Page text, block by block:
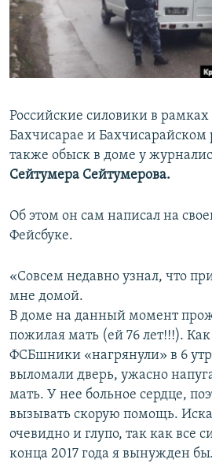
ПОБЕДИТЕЛЕЙ НЕ СУДЯТ?
КРЫМ.НЕПОКОРЕННЫЙ
ELIFBE
ПРИСОЕДИНЯЙТЕСЬ!
Все сайты RFE/RL
Российские силовики в рамках
Бахчисарае и Бахчисарайском
также обыск в доме у
Сейтумера Сейтумерова.
Об этом он сам написал на
Фейсбуке.
«Совсем недавно узнал, что
мне домой.
В доме на данный момент
пожилая мать (ей 76 лет!!!).
ФСБшники «нагрянули» в 6
выломали дверь, ужасно
мать. У нее больное сердце,
вызывать скорую помощь.
очевидно и глупо, так как все
конца 2017 года я вынужден